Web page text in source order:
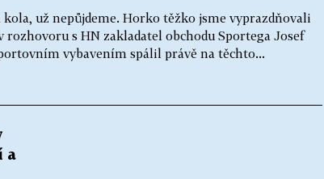
už nepůjdeme. Horko těžko jsme vyprazdňovali
rozhovoru s HN zakladatel obchodu Sportega Josef
vybavením spálil právě na těchto...
a